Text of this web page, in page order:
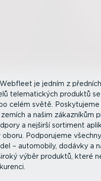
je jedním z
telema­tických produktů
celém světě. Poskytujeme
a našim zákazníkům
a nejširší sortiment
oboru. Podporujeme
– automobily, dodávky a
výběr produktů, které